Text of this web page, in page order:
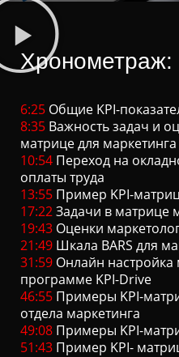
Хронометраж:
6:25 Общие KPI-
8:35 Важность задач и
матрице для маркетинга
10:54 Переход на
оплаты труда
13:55 Пример KPI-
17:22Задачи в матрице
19:43 Оценки
21:49 Шкала BARS для
31:59 Онлайн
программе KPI-Drive
46:55 Примеры KPI-
отдела маркетинга
49:08 Примеры KPI-
51:43 Пример KPI-